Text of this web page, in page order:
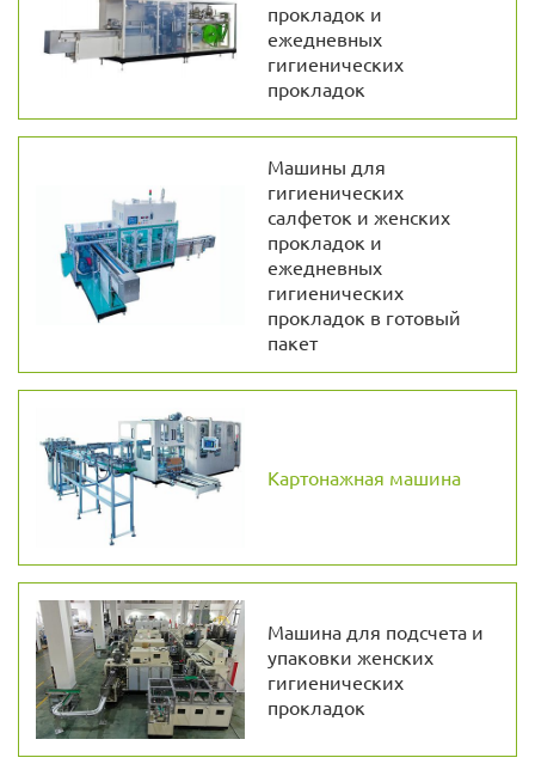
прокладок и
ежедневных
гигиенических
прокладок
Машины для
гигиенических
салфеток и женских
прокладок и
ежедневных
гигиенических
прокладок в готовый
пакет
Картонажная машина
Машина для подсчета и
упаковки женских
гигиенических
прокладок